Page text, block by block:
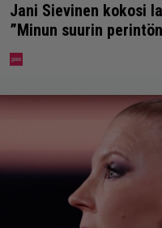
Jani Sievinen kokosi
”Minun suurin